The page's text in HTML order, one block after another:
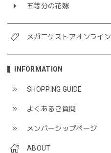
五等分の花嫁
メガニケストアオンライン
INFORMATION
SHOPPING GUIDE
よくあるご質問
メンバーシップページ
ABOUT